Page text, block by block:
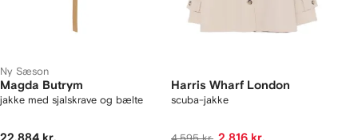
Ny Sæson
Magda Butrym
jakke med sjalskrave og bælte
Harris Wharf London
scuba-jakke
4.595 kr.